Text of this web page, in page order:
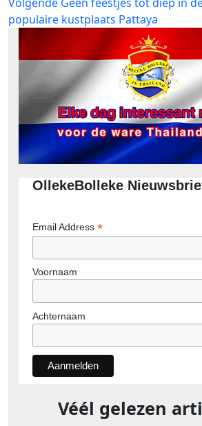
bericht:
populaire kustplaats Pattaya
OllekeBolleke
Email Address *
Voornaam
Achternaam
Véél gelezen